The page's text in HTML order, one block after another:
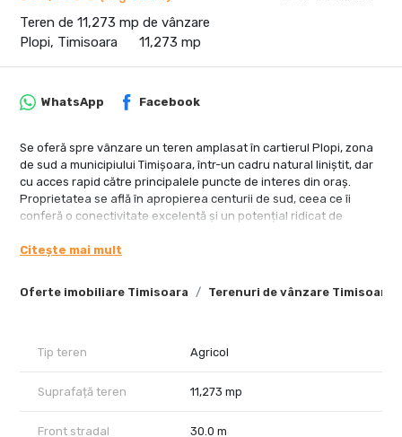
Teren de 11,273 mp de vânzare
Plopi, Timisoara
11,273 mp
Oferte imobiliare Timisoara Terenuri de vânzare Timisoara
WhatsApp Facebook
Se oferă spre vânzare un teren amplasat în cartierul Plopi, zona
de sud a municipiului Timișoara, într-un cadru natural liniștit, dar
cu acces rapid către principalele puncte de interes din oraș.
Proprietatea se află în apropierea centurii de sud, ceea ce îi
conferă o conectivitate excelentă și un potențial ridicat de
Suprafață totală: 11.273 mp
Regim urbanistic conform PUG: zonă destinată construcțiilor cu
CUT: 0,9
Acces pe drum pietruit aflat în stare bună
Citește mai mult
Tip teren Agricol
Suprafață teren 11,273 mp
Front stradal 30.0 m